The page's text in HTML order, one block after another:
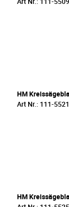
HM
Art Nr.: 111-
HM